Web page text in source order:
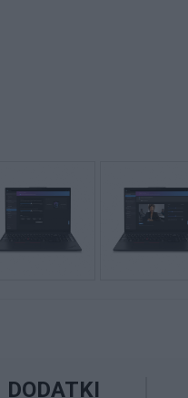
DODATKI